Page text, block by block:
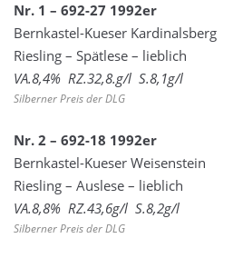
Nr. 1 – 692-27 1992er
Bernkastel-Kueser Kardinalsberg
Riesling – Spätlese – lieblich
VA.8,4% RZ.32,8.g/l S.8,1g/l
Silberner Preis der DLG
Nr. 2 – 692-18 1992er
Bernkastel-Kueser Weisenstein
Riesling – Auslese – lieblich
VA.8,8% RZ.43,6g/l S.8,2g/l
Silberner Preis der DLG